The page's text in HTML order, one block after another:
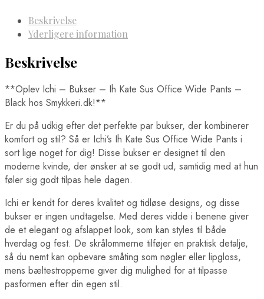
Beskrivelse
Yderligere information
Beskrivelse
**Oplev Ichi – Bukser – Ih Kate Sus Office Wide Pants –
Black hos Smykkeri.dk!**
Er du på udkig efter det perfekte par bukser, der kombinerer
komfort og stil? Så er Ichi’s Ih Kate Sus Office Wide Pants i
sort lige noget for dig! Disse bukser er designet til den
moderne kvinde, der ønsker at se godt ud, samtidig med at hun
føler sig godt tilpas hele dagen.
Ichi er kendt for deres kvalitet og tidløse designs, og disse
bukser er ingen undtagelse. Med deres vidde i benene giver
de et elegant og afslappet look, som kan styles til både
hverdag og fest. De skrålommerne tilføjer en praktisk detalje,
så du nemt kan opbevare småting som nøgler eller lipgloss,
mens bæltestropperne giver dig mulighed for at tilpasse
pasformen efter din egen stil.